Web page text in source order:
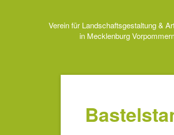
Verein für Landschaftsgestaltung &
in Mecklenburg